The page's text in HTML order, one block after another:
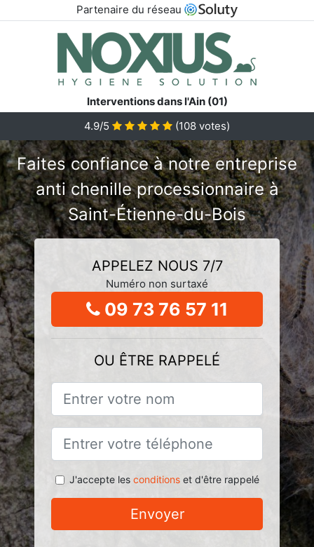
Partenaire du réseau
Interventions dans l'Ain (01)
4.9/5
(108 votes)
Faites confiance à notre entreprise
anti chenille processionnaire à
Saint-Étienne-du-Bois
APPELEZ NOUS 7/7
Numéro non surtaxé
09 73 76 57 11
OU ÊTRE RAPPELÉ
J'accepte les conditionset d'être rappelé
Envoyer